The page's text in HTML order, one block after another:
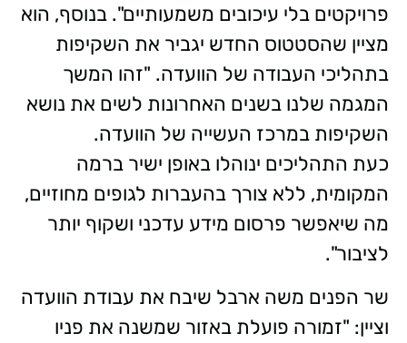
פרויקטים בלי עיכובים משמעותיים". בנוסף, הוא
מציין שהסטטוס החדש יגביר את השקיפות
בתהליכי העבודה של הוועדה. "זהו המשך
המגמה שלנו בשנים האחרונות לשים את נושא
השקיפות במרכז העשייה של הוועדה.
כעת התהליכים ינוהלו באופן ישיר ברמה
המקומית, ללא צורך בהעברות לגופים מחוזיים,
מה שיאפשר פרסום מידע עדכני ושקוף יותר
לציבור".
שר הפנים משה ארבל שיבח את עבודת הוועדה
וציין: "זמורה פועלת באזור שמשנה את פניו